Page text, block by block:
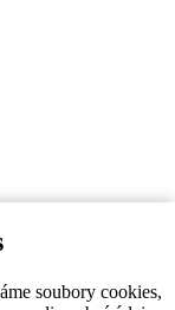
soubory cookies,